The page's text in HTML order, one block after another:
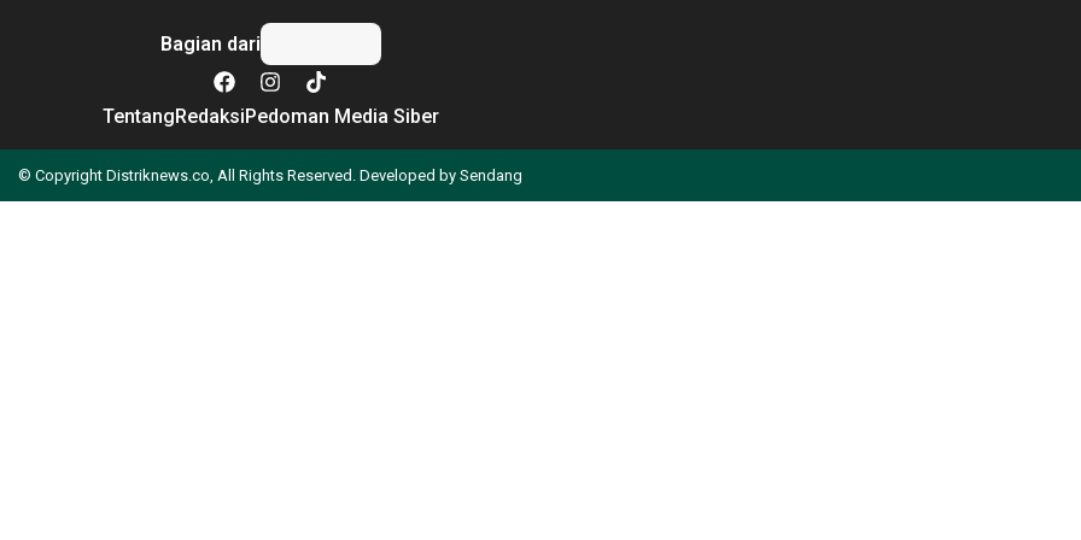
Bagian dari
TentangRedaksiPedoman Media Siber
© Copyright Distriknews.co, All Rights Reserved. Developed by Sendang